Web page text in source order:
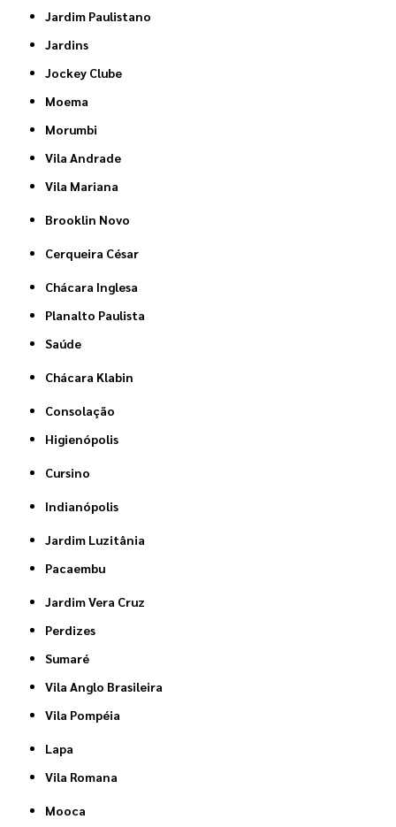
Jardim Paulistano
Jardins
Jockey Clube
Moema
Morumbi
Vila Andrade
Vila Mariana
Brooklin Novo
Cerqueira César
Chácara Inglesa
Planalto Paulista
Saúde
Chácara Klabin
Consolação
Higienópolis
Cursino
Indianópolis
Jardim Luzitânia
Pacaembu
Jardim Vera Cruz
Perdizes
Sumaré
Vila Anglo Brasileira
Vila Pompéia
Lapa
Vila Romana
Mooca